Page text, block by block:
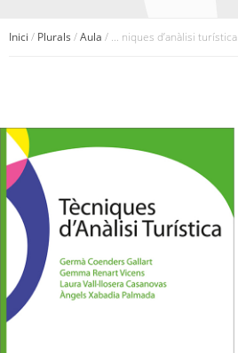
Inici / Plurals /Aula / ... niques d’anàlisi turística